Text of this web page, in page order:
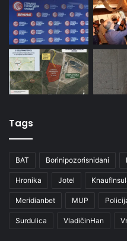
Tags
BAT Borinipozorisnidani
Hronika Jotel
Meridianbet MUP
Surdulica VladičinHan